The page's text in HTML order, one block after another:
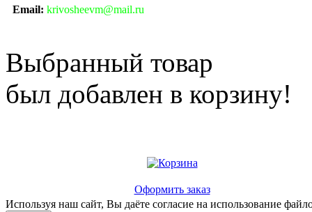
Email: krivosheevm@mail.ru
Выбранный товар
был добавлен в корзину!
Оформить заказ
Используя наш сайт, Вы даёте согласие на использование